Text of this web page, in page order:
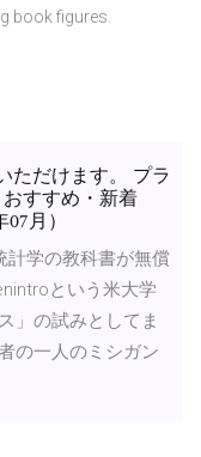
book figures.
ただけます。 プラ
すすめ・新着
月）
計学の教科書が無償
という米大学
」の試みとしてま
の一人のミシガン